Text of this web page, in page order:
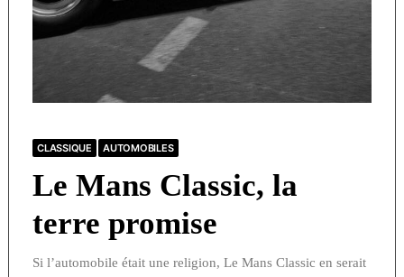
CLASSIQUE AUTOMOBILES
Le Mans Classic, la
terre promise
Si l’automobile était une religion, Le Mans Classic en serait